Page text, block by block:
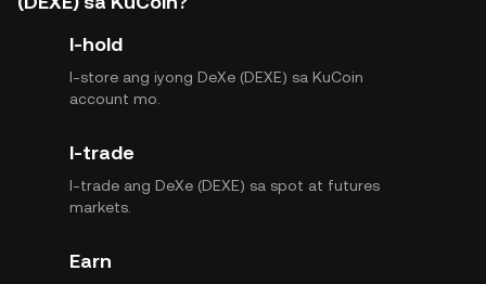
I-hold
I-store ang iyong DeXe (DEXE) sa KuCoin
account mo.
I-trade
I-trade ang DeXe (DEXE) sa spot at futures
markets.
Earn